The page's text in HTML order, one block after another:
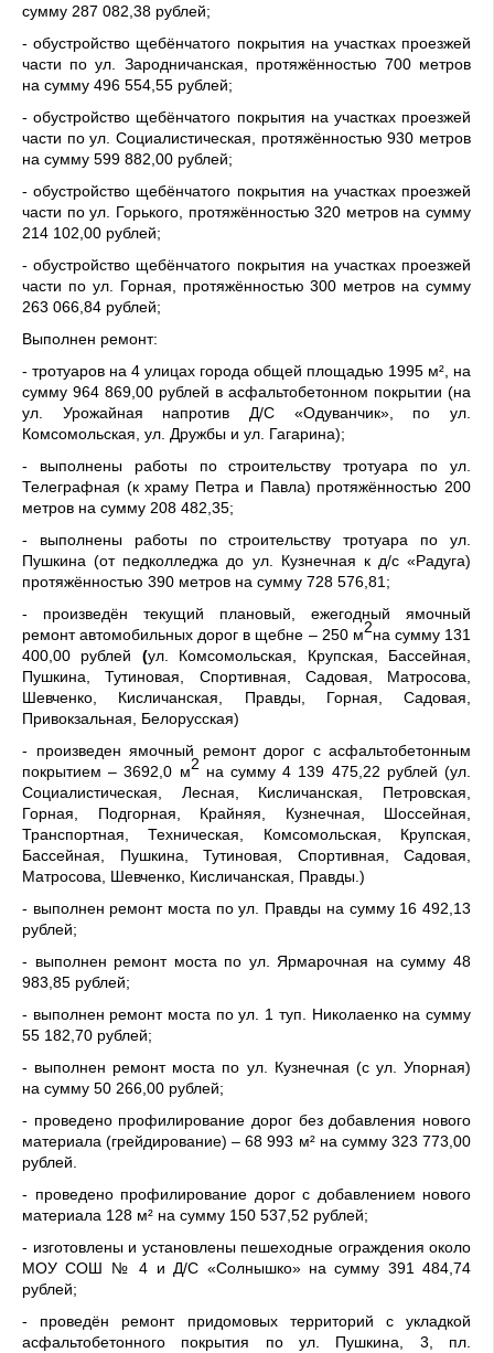
сумму 287 082,38 рублей;
- обустройство щебёнчатого покрытия на участках проезжей
части по ул. Зародничанская, протяжённостью 700 метров
на сумму 496 554,55 рублей;
- обустройство щебёнчатого покрытия на участках проезжей
части по ул. Социалистическая, протяжённостью 930 метров
на сумму 599 882,00 рублей;
- обустройство щебёнчатого покрытия на участках проезжей
части по ул. Горького, протяжённостью 320 метров на сумму
214 102,00 рублей;
- обустройство щебёнчатого покрытия на участках проезжей
части по ул. Горная, протяжённостью 300 метров на сумму
263 066,84 рублей;
Выполнен ремонт:
- тротуаров на 4 улицах города общей площадью 1995 м², на
сумму 964 869,00 рублей в асфальтобетонном покрытии (на
ул. Урожайная напротив Д/С «Одуванчик», по ул.
Комсомольская, ул. Дружбы и ул. Гагарина);
- выполнены работы по строительству тротуара по ул.
Телеграфная (к храму Петра и Павла) протяжённостью 200
метров на сумму 208 482,35;
- выполнены работы по строительству тротуара по ул.
Пушкина (от педколледжа до ул. Кузнечная к д/с «Радуга)
протяжённостью 390 метров на сумму 728 576,81;
- произведён текущий плановый, ежегодный ямочный
ремонт автомобильных дорог в щебне – 250 м2на сумму 131
400,00 рублей (ул. Комсомольская, Крупская, Бассейная,
Пушкина, Тутиновая, Спортивная, Садовая, Матросова,
Шевченко, Кисличанская, Правды, Горная, Садовая,
Привокзальная, Белорусская)
- произведен ямочный ремонт дорог с асфальтобетонным
покрытием – 3692,0 м2 на сумму 4 139 475,22 рублей (ул.
Социалистическая, Лесная, Кисличанская, Петровская,
Горная, Подгорная, Крайняя, Кузнечная, Шоссейная,
Транспортная, Техническая, Комсомольская, Крупская,
Бассейная, Пушкина, Тутиновая, Спортивная, Садовая,
Матросова, Шевченко, Кисличанская, Правды.)
- выполнен ремонт моста по ул. Правды на сумму 16 492,13
рублей;
- выполнен ремонт моста по ул. Ярмарочная на сумму 48
983,85 рублей;
- выполнен ремонт моста по ул. 1 туп. Николаенко на сумму
55 182,70 рублей;
- выполнен ремонт моста по ул. Кузнечная (с ул. Упорная)
на сумму 50 266,00 рублей;
- проведено профилирование дорог без добавления нового
материала (грейдирование) – 68 993 м² на сумму 323 773,00
рублей.
- проведено профилирование дорог с добавлением нового
материала 128 м² на сумму 150 537,52 рублей;
- изготовлены и установлены пешеходные ограждения около
МОУ СОШ № 4 и Д/С «Солнышко» на сумму 391 484,74
рублей;
- проведён ремонт придомовых территорий с укладкой
асфальтобетонного покрытия по ул. Пушкина, 3, пл.